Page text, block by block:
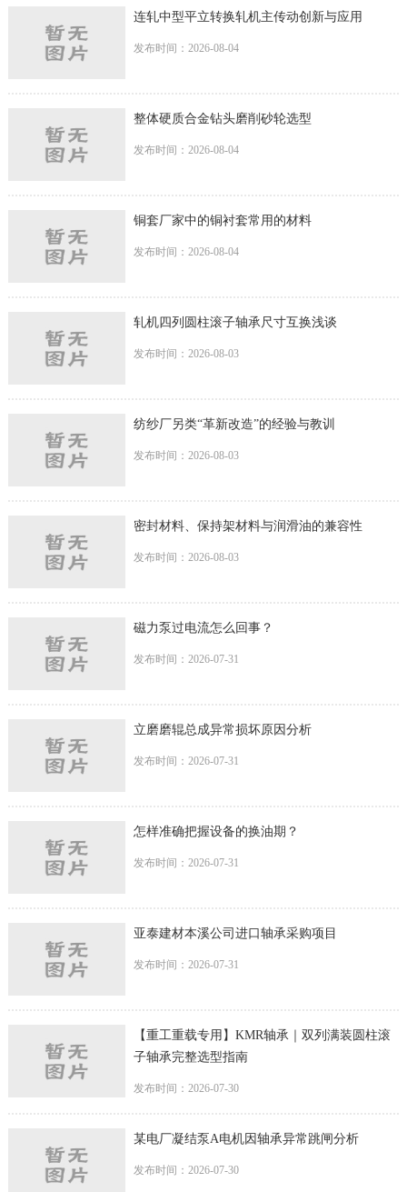
连轧中型平立转换轧机主传动创新与应用
发布时间：2026-08-04
整体硬质合金钻头磨削砂轮选型
发布时间：2026-08-04
铜套厂家中的铜衬套常用的材料
发布时间：2026-08-04
轧机四列圆柱滚子轴承尺寸互换浅谈
发布时间：2026-08-03
纺纱厂另类“革新改造”的经验与教训
发布时间：2026-08-03
密封材料、保持架材料与润滑油的兼容性
发布时间：2026-08-03
磁力泵过电流怎么回事？
发布时间：2026-07-31
立磨磨辊总成异常损坏原因分析
发布时间：2026-07-31
怎样准确把握设备的换油期？
发布时间：2026-07-31
亚泰建材本溪公司进口轴承采购项目
发布时间：2026-07-31
【重工重载专用】KMR轴承｜双列满装圆柱滚
子轴承完整选型指南
发布时间：2026-07-30
某电厂凝结泵A电机因轴承异常跳闸分析
发布时间：2026-07-30